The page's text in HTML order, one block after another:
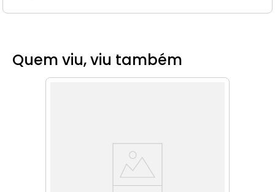
Quem viu, viu também